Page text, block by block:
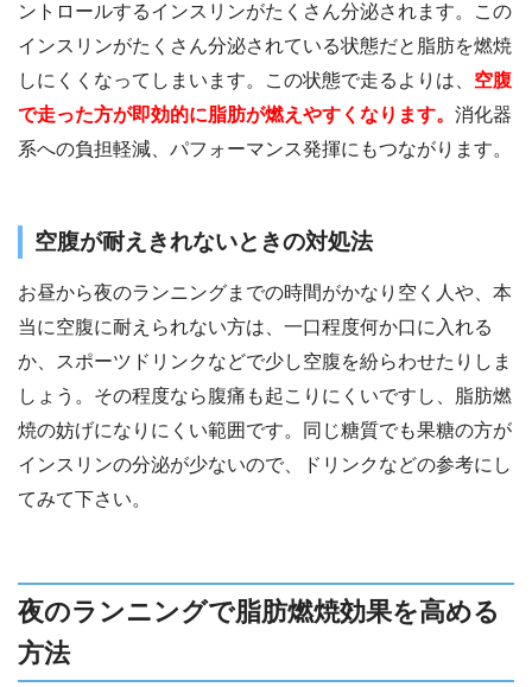
ントロールするインスリンがたくさん分泌されます。この
インスリンがたくさん分泌されている状態だと脂肪を燃焼
しにくくなってしまいます。この状態で走るよりは、 空腹
で走った方が即効的に脂肪が燃えやすくなります。 消化器
系への負担軽減、パフォーマンス発揮にもつながります。
空腹が耐えきれないときの対処法
お昼から夜のランニングまでの時間がかなり空く人や、本
当に空腹に耐えられない方は、一口程度何か口に入れる
か、スポーツドリンクなどで少し空腹を紛らわせたりしま
しょう。その程度なら腹痛も起こりにくいですし、脂肪燃
焼の妨げになりにくい範囲です。同じ糖質でも果糖の方が
インスリンの分泌が少ないので、ドリンクなどの参考にし
てみて下さい。
夜のランニングで脂肪燃焼効果を高める
方法